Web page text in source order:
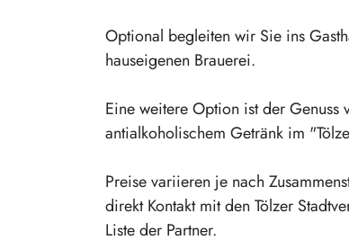
Optional begleiten wir Sie ins
hauseigenen Brauerei.
Eine weitere Option ist der
antialkoholischem Getränk im
Preise variieren je nach
direkt Kontakt mit den Tölzer
Liste der Partner.